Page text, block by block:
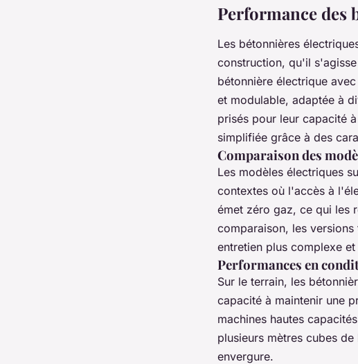
Performance des
Les bétonnières
construction, qu'il
bétonnière électrique
et modulable, adaptée à
prisés pour leur capacité
simplifiée grâce à des
Comparaison des
Les modèles électriques
contextes où l'accès à
émet zéro gaz, ce qui les
comparaison, les
entretien plus complexe
Performances en
Sur le terrain, les
capacité à maintenir une
machines hautes
plusieurs mètres cubes
envergure.